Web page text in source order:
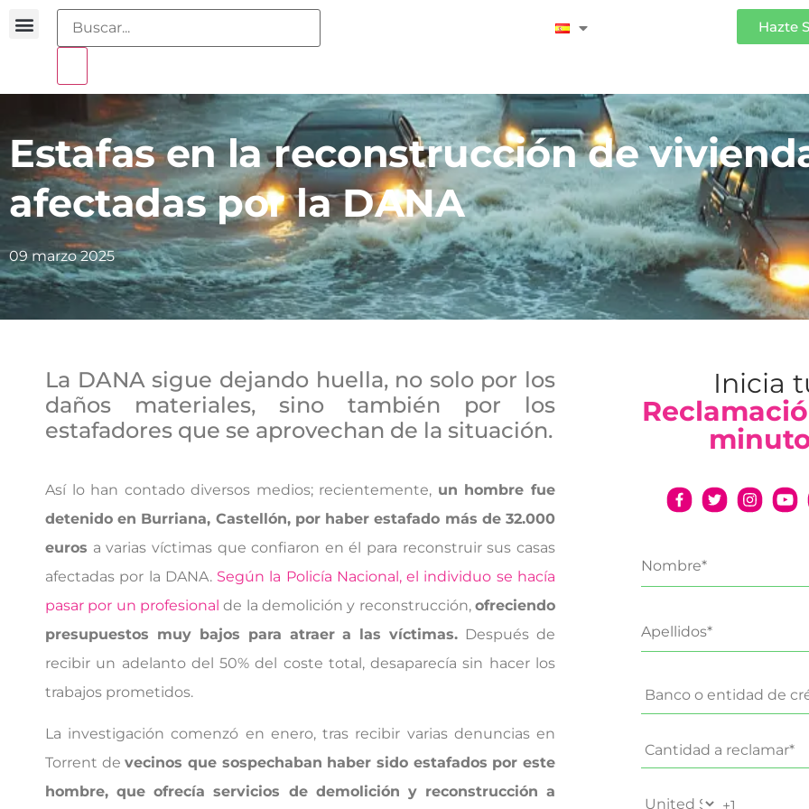
Hazte
Estafas en la reconstrucción de
afectadas por la DANA
09 marzo 2025
La DANA sigue dejando huella, no solo por los
daños materiales, sino también por los
estafadores que se aprovechan de la situación.
Así lo han contado diversos medios; recientemente, un hombre fue
detenido en Burriana, Castellón, por haber estafado más de 32.000
euros a varias víctimas que confiaron en él para reconstruir sus casas
afectadas por la DANA. Según la Policía Nacional, el individuo se hacía
pasar por un profesional de la demolición y reconstrucción, ofreciendo
presupuestos muy bajos para atraer a las víctimas. Después de
recibir un adelanto del 50% del coste total, desaparecía sin hacer los
trabajos prometidos.
La investigación comenzó en enero, tras recibir varias denuncias en
Torrent devecinos que sospechaban haber sido estafados por este
hombre, que ofrecía servicios de demolición y reconstrucción a
Inicia